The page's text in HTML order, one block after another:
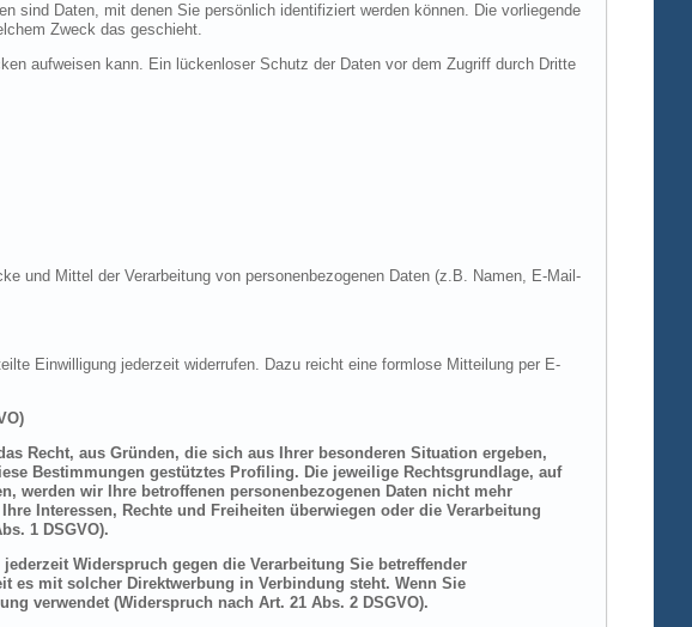
sind Daten, mit denen Sie persönlich identifiziert werden können. Die vorliegende
Zweck das geschieht.
aufweisen kann. Ein lückenloser Schutz der Daten vor dem Zugriff durch Dritte
und Mittel der Verarbeitung von personenbezogenen Daten (z.B. Namen, E-Mail-
Einwilligung jederzeit widerrufen. Dazu reicht eine formlose Mitteilung per E-
Recht, aus Gründen, die sich aus Ihrer besonderen Situation ergeben,
Bestimmungen gestütztes Profiling. Die jeweilige Rechtsgrundlage, auf
werden wir Ihre betroffenen personenbezogenen Daten nicht mehr
Interessen, Rechte und Freiheiten überwiegen oder die Verarbeitung
1 DSGVO).
Widerspruch gegen die Verarbeitung Sie betreffender
es mit solcher Direktwerbung in Verbindung steht. Wenn Sie
verwendet (Widerspruch nach Art. 21 Abs. 2 DSGVO).